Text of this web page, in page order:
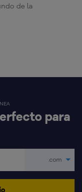
de la
para
.com